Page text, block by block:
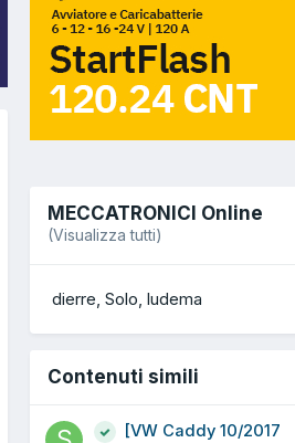
MECCATRONICI Online
(Visualizza tutti)
dierre Solo ludema
Contenuti simili
[VW Caddy 10/2017